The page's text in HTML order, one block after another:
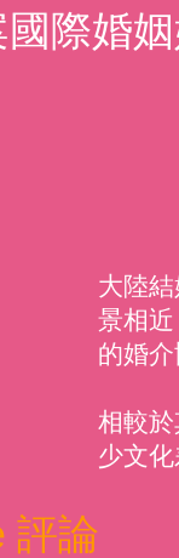
際婚
大陸
景相
的婚
相較
少文
評論